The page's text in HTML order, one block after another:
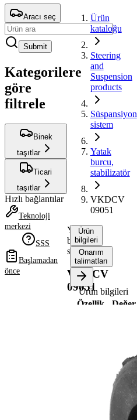
Aracı seç
Submit
Kategorilere
göre
filtrele
Binek
taşıtlar
Ticari
taşıtlar
Hızlı bağlantılar
Teknoloji
merkezi
SSS
Başlamadan
önce
Ürün
kataloğu
Steering
and
Suspension
products
Süspansiyon
sistem
Yatak
burcu,
stabilizatör
VKDCV
09051
Yatak
burcu,
stabilizatör
VKDCV
09051
Ürün
bilgileri
Onarım
talimatları
Ürün bilgileri
Özellik
Değer
mm